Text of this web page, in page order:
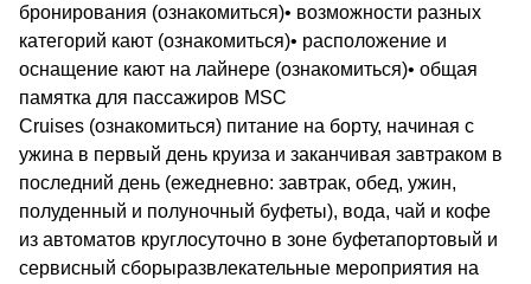
бронирования (ознакомиться)• возможности разных
категорий кают (ознакомиться)• расположение и
оснащение кают на лайнере (ознакомиться)• общая
памятка для пассажиров MSC
Cruises (ознакомиться) питание на борту, начиная с
ужина в первый день круиза и заканчивая завтраком в
последний день (ежедневно: завтрак, обед, ужин,
полуденный и полуночный буфеты), вода, чай и кофе
из автоматов круглосуточно в зоне буфетапортовый и
сервисный сборыразвлекательные мероприятия на